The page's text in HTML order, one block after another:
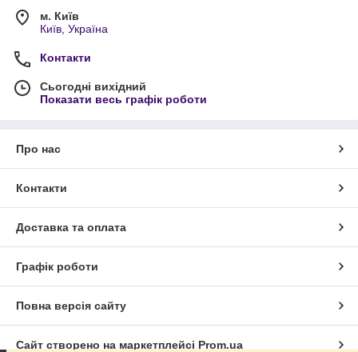
м. Київ
Київ, Україна
Контакти
Сьогодні вихідний
Показати весь графік роботи
Про нас
Контакти
Доставка та оплата
Графік роботи
Повна версія сайту
Сайт створено на маркетплейсі Prom.ua